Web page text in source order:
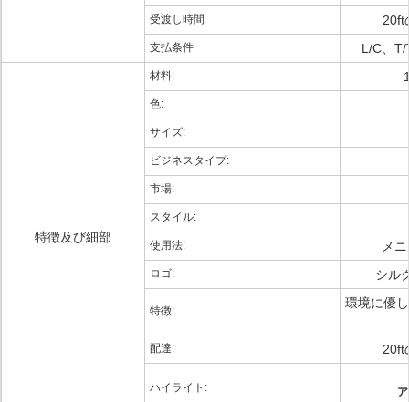
受渡し時間 20ft
支払条件 L/C、
特徴及び細部
材料:
色:
サイズ:
ビジネスタイプ:
市場:
スタイル:
使用法: メ
ロゴ: シル
特徴:
環境に優
配達: 20ft
ハイライト: